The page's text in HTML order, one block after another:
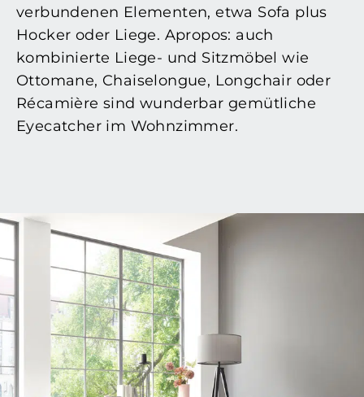
verbundenen Elementen, etwa Sofa plus
Hocker oder Liege. Apropos: auch
kombinierte Liege- und Sitzmöbel wie
Ottomane, Chaiselongue, Longchair oder
Récamière sind wunderbar gemütliche
Eyecatcher im Wohnzimmer.